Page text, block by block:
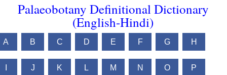
Palaeobotany Definitional Dictionary
(English-Hindi)
A B C D E F G H
J K L M N O P